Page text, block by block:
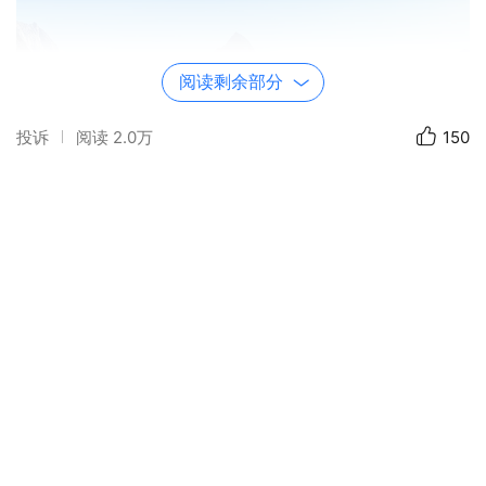
阅读剩余部分
投诉 阅读 2.0万 150